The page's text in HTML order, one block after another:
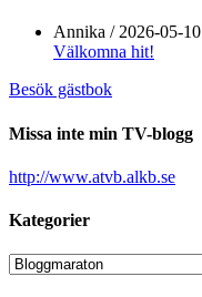
Annika / 2026-05-10
Välkomna hit!
Besök gästbok
Missa inte min TV-blogg
http://www.atvb.alkb.se
Kategorier
Kategorier